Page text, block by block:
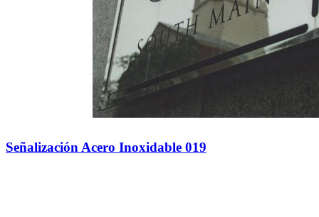
Señalización Acero Inoxidable 019